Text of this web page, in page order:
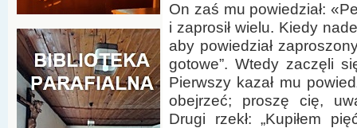
On zaś mu powiedział:
i zaprosił wielu. Kiedy
aby powiedział
gotowe”. Wtedy zaczęli
Pierwszy kazał mu
obejrzeć; proszę cię,
Drugi rzekł: „Kupiłem